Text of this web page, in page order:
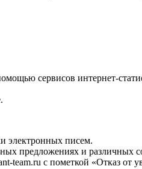
сервисов интернет-
электронных писем.
предложениях и различных
с пометкой «Отказ от